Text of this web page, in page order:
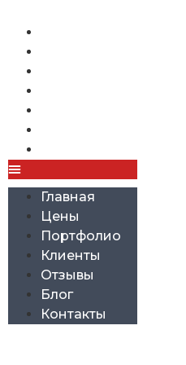
Главная
Цены
Портфолио
Клиенты
Отзывы
Блог
Контакты
БИЗНЕС-